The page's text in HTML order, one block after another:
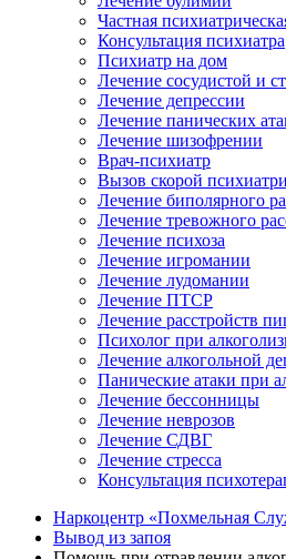
Частная
Консультация психиатра
Психиатр на дом
Лечение сосудистой и
Лечение депрессии
Лечение панических
Лечение шизофрении
Врач-психиатр
Вызов скорой
Лечение биполярного
Лечение тревожного
Лечение психоза
Лечение игромании
Лечение лудомании
Лечение ПТСР
Лечение расстройств
Психолог при
Лечение алкогольной
Панические атаки при
Лечение бессонницы
Лечение неврозов
Лечение СДВГ
Лечение стресса
Консультация
Наркоцентр «Похмельная
Вывод из запоя